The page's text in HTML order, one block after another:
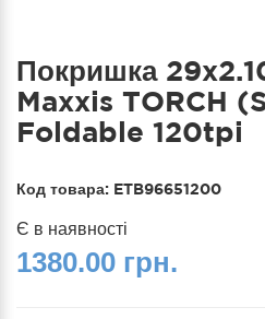
Покришка
Maxxis TORCH
Foldable 120tpi
Код товара: ETB96651200
Є в наявності
1380.00 грн.